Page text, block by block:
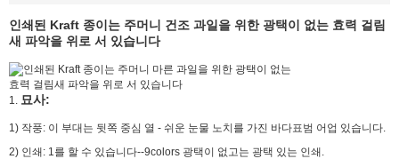
인쇄된 Kraft 종이는 주머니 건조 과일을 위한 광택이 없는 효력 걸림
새 파악을 위로 서 있습니다
1. 묘사:
1) 작풍: 이 부대는 뒷쪽 중심 열 - 쉬운 눈물 노치를 가진 바다표범 어업 있습니다.
2) 인쇄: 1를 할 수 있습니다--9colors 광택이 없고는 광택 있는 인쇄.